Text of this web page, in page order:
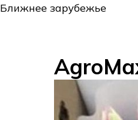
Ближнее зарубежье